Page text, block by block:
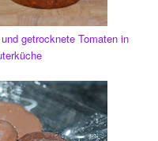
getrocknete Tomaten in